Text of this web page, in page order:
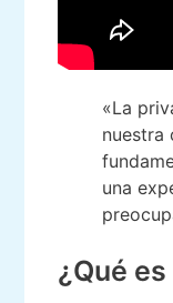
«La
nuestra
una
¿Qué